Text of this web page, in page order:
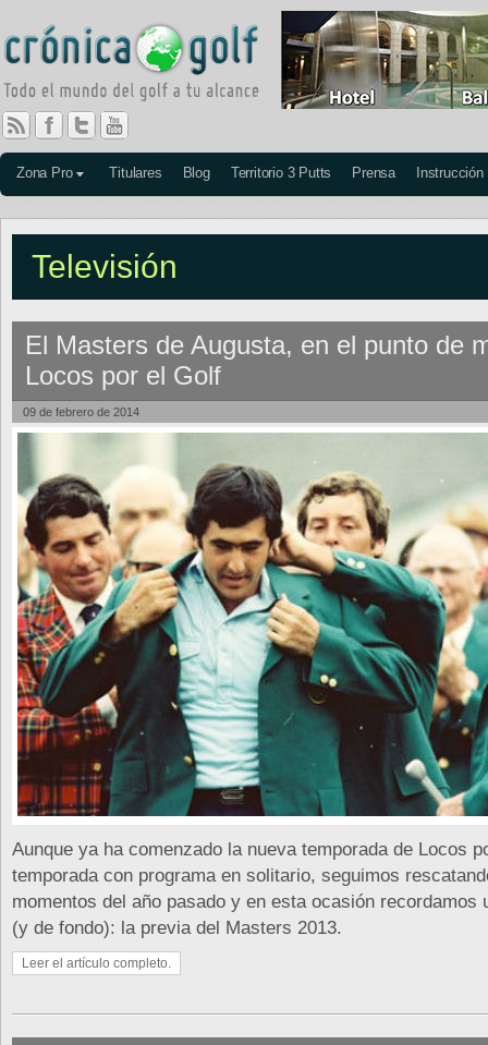
Zona Pro Titulares Blog Territorio 3 Putts Prensa Instrucción
Televisión
El Masters de Augusta, en el punto de
Locos por el Golf
09 de febrero de 2014
Aunque ya ha comenzado la nueva temporada de Locos
temporada con programa en solitario, seguimos
momentos del año pasado y en esta ocasión recordamos
(y de fondo): la previa del Masters 2013.
Leer el artículo completo.